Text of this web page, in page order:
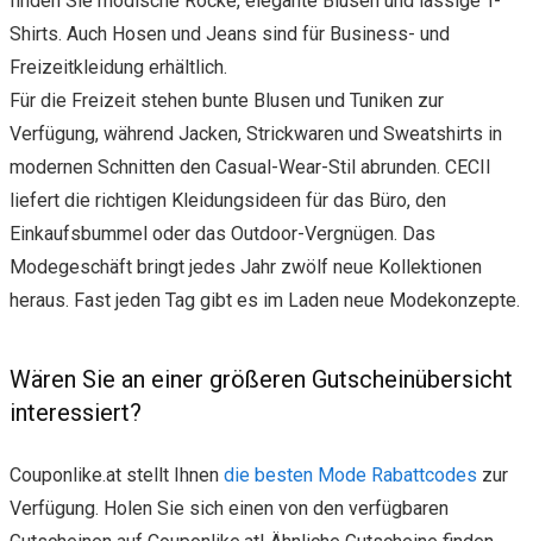
Shirts. Auch Hosen und Jeans sind für Business- und
Freizeitkleidung erhältlich.
Für die Freizeit stehen bunte Blusen und Tuniken zur
Verfügung, während Jacken, Strickwaren und Sweatshirts in
modernen Schnitten den Casual-Wear-Stil abrunden. CECIl
liefert die richtigen Kleidungsideen für das Büro, den
Einkaufsbummel oder das Outdoor-Vergnügen. Das
Modegeschäft bringt jedes Jahr zwölf neue Kollektionen
heraus. Fast jeden Tag gibt es im Laden neue Modekonzepte.
Wären Sie an einer größeren Gutscheinübersicht
interessiert?
Couponlike.at stellt Ihnen die besten Mode Rabattcodes zur
Verfügung. Holen Sie sich einen von den verfügbaren